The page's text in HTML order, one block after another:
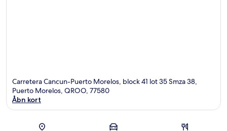
Carretera Cancun-Puerto Morelos, block 41 lot 35 Smza 38,
Puerto Morelos, QROO, 77580
Åbn kort